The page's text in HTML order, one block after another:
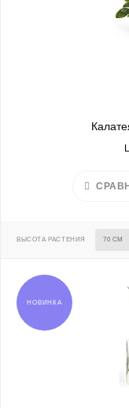
ВЫСОТА РАСТЕНИЯ 70 СМ
НОВИНКА